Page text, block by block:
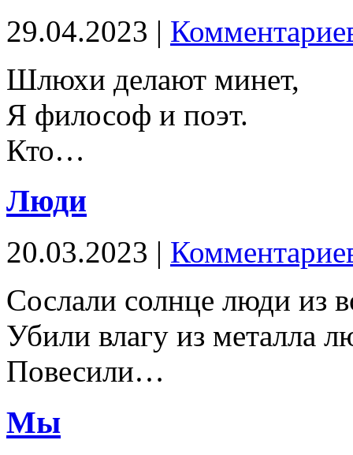
29.04.2023 |
Шлюхи делают минет,
Я философ и поэт.
Кто…
Люди
20.03.2023 |
Сослали солнце люди из
Убили влагу из металла
Повесили…
Мы